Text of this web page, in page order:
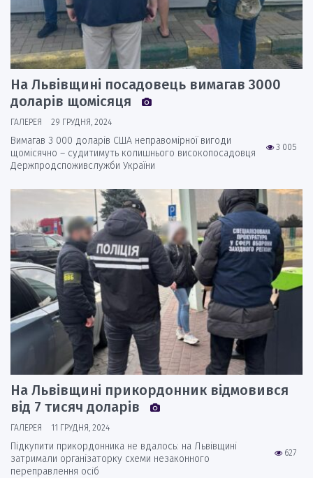
На Львівщині посадовець вимагав 3000
доларів щомісяця
ГАЛЕРЕЯ 29 ГРУДНЯ, 2024
3 005
Вимагав 3 000 доларів США неправомірної вигоди
щомісячно – судитимуть колишнього високопосадовця
Держпродспоживслужби України
На Львівщині прикордонник відмовився
від 7 тисяч доларів
ГАЛЕРЕЯ 11 ГРУДНЯ, 2024
627
Підкупити прикордонника не вдалось: на Львівщині
затримали організаторку схеми незаконного
переправлення осіб